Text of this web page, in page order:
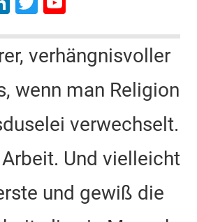
k
e
dI
n
tt
er
u
T
u
b
e
C
h
a
verhängnisvoller
wenn man Religion
verwechselt.
Und vielleicht
und gewiß die